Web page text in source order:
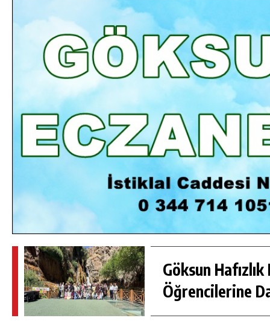
Göksun Hafızlık
Öğrencilerine
GÜNLÜK HABER AKIŞI
GÖKSUN HAFIZLIK KIZ KUR’AN KURSU
ÖĞRENCILERINE DARENDE GEZISI.